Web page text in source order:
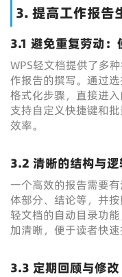
3. 提高工作报告
3.1 避免重复劳动
WPS轻文档提供了多
作报告的撰写。通过
格式化步骤，直接进
支持自定义快捷键和
效率。
3.2 清晰的结构与逻
一个高效的报告需要
体部分、结论等，并
轻文档的自动目录功
加清晰，便于读者快速
3.3 定期回顾与修改